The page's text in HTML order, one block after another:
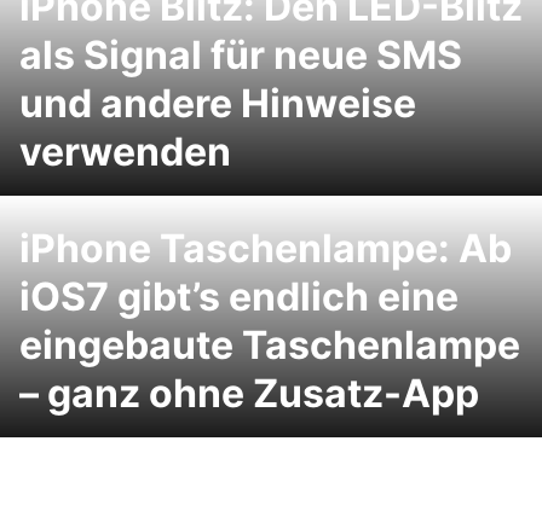
als Signal für neue SMS
und andere Hinweise
verwenden
iPhone Taschenlampe: Ab
iOS7 gibt’s endlich eine
eingebaute Taschenlampe
– ganz ohne Zusatz-App